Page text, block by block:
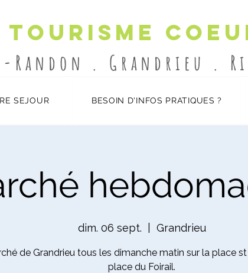
Randon . Grandrieu .
SEJOUR BESOIN D'INFOS PRATIQUES ?
dim. 06 sept. Grandrieu
de Grandrieu tous les dimanche matin sur la place
place du Foirail.